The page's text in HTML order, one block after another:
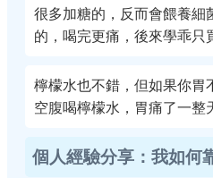
很多加糖的，反而會餵養細
的，喝完更痛，後來學乖只
檸檬水也不錯，但如果你胃
空腹喝檸檬水，胃痛了一整
個人經驗分享：我如何